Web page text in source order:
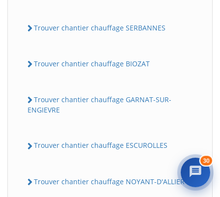
Trouver chantier chauffage SERBANNES
Trouver chantier chauffage BIOZAT
Trouver chantier chauffage GARNAT-SUR-
ENGIEVRE
Trouver chantier chauffage ESCUROLLES
Trouver chantier chauffage NOYANT-D'ALLIER
30
Propulsé parBatiWebPro